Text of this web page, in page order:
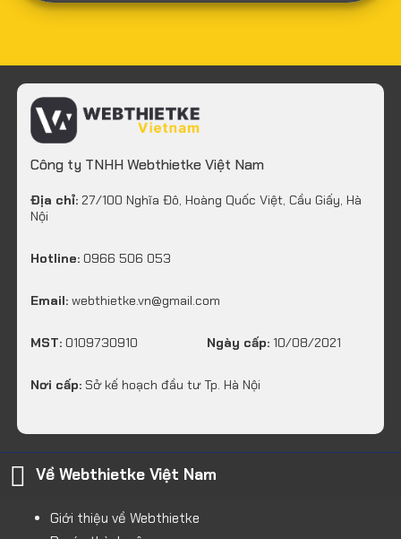
Công ty TNHH Webthietke Việt Nam
Địa chỉ: 27/100 Nghĩa Đô, Hoàng Quốc Việt, Cầu Giấy, Hà
Nội
Hotline: 0966 506 053
Email: webthietke.vn@gmail.com
MST: 0109730910 Ngày cấp: 10/08/2021
Nơi cấp: Sở kế hoạch đầu tư Tp. Hà Nội
Về Webthietke Việt Nam
Giới thiệu về Webthietke